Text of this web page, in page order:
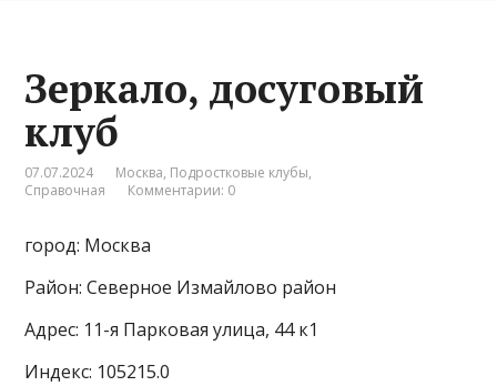
Зеркало, досуговый
клуб
07.07.2024 Москва, Подростковые клубы,
Справочная
Комментарии: 0
город: Москва
Район: Северное Измайлово район
Адрес: 11-я Парковая улица, 44 к1
Индекс: 105215.0